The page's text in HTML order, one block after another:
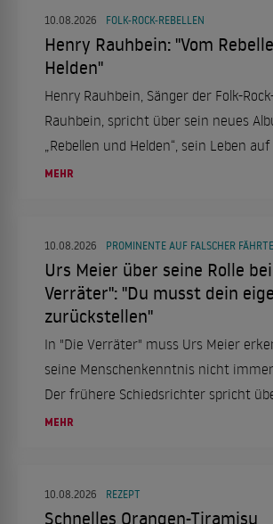
10.08.2026 FOLK-ROCK-REBELLEN
Henry Rauhbein: "Vom
Helden"
Henry Rauhbein, Sänger der Folk-
Rauhbein, spricht über sein neues
„Rebellen und Helden“, sein Leben
in Nordhessen, seine Leidenschaft für
MEHR
10.08.2026 PROMINENTE AUF FALSCHER FÄHRTE
Urs Meier über seine Rolle
Verräter": "Du musst dein
zurückstellen"
In "Die Verräter" muss Urs Meier
seine Menschenkenntnis nicht
Der frühere Schiedsrichter spricht
Gewissensbisse und seine
MEHR
10.08.2026 REZEPT
Schnelles Orangen-Tiramisu